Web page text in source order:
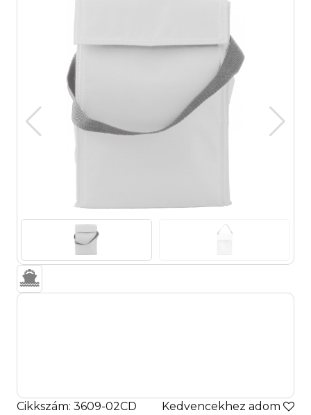
Cikkszám: 3609-02CD
Kedvencekhez adom